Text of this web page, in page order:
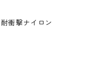
耐衝撃ナイロン